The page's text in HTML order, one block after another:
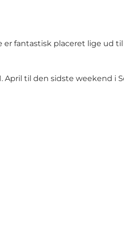
er fantastisk placeret lige ud
April til den sidste weekend i